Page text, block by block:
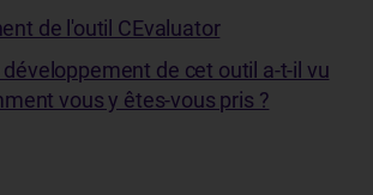
de l'outil CEvaluator
de cet outil a-t-il vu
vous y êtes-vous pris ?